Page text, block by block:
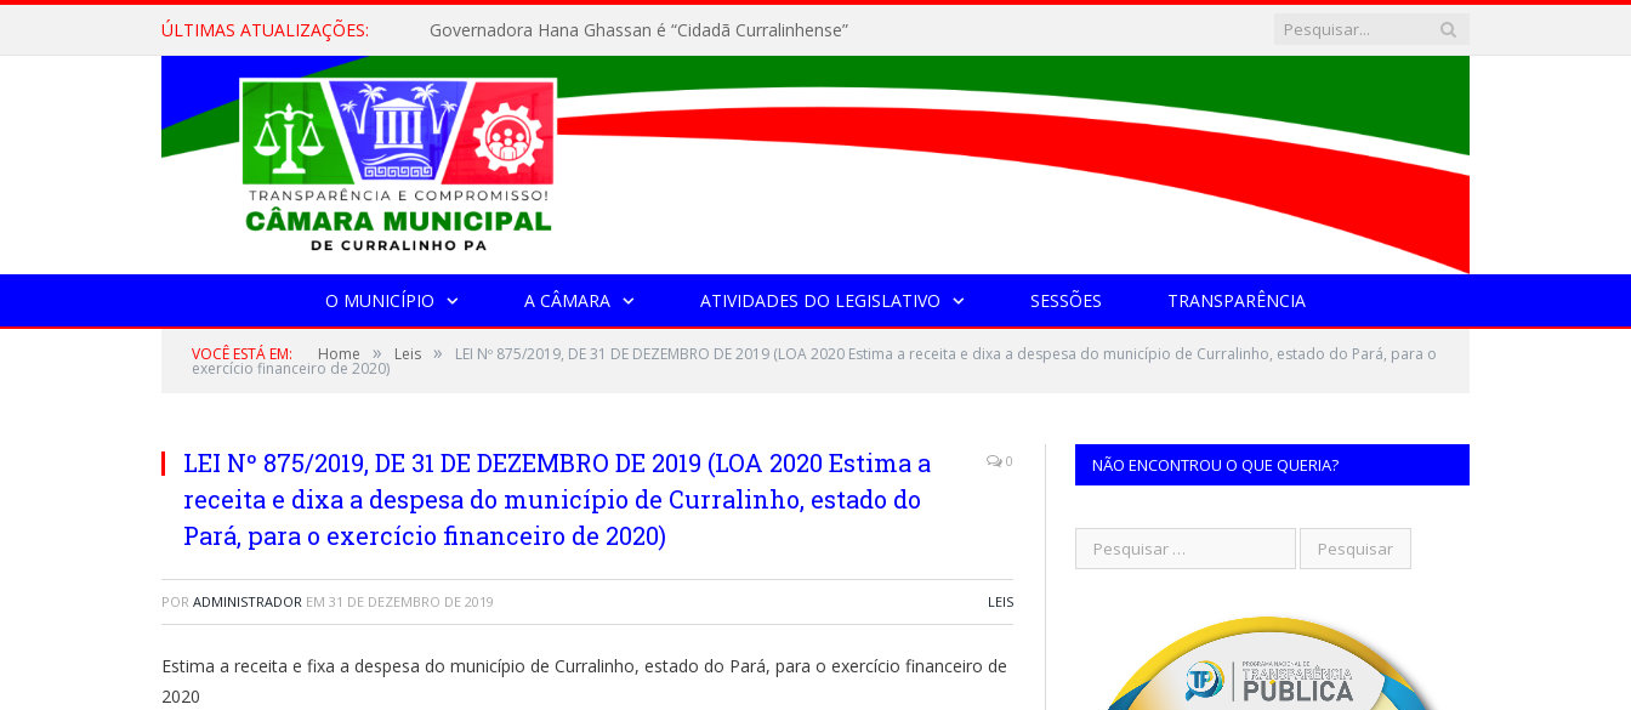
ÚLTIMAS ATUALIZAÇÕES: Governadora Hana Ghassan é “Cidadã Curralinhense”
O MUNICÍPIO A CÂMARA ATIVIDADES DO LEGISLATIVO SESSÕES TRANSPARÊNCIA
VOCÊ ESTÁ EM: Home » Leis » LEI Nº 875/2019, DE 31 DE DEZEMBRO DE 2019 (LOA 2020 Estima a receita e dixa a despesa do município de Curralinho, estado do Pará, para o
exercício financeiro de 2020)
LEI Nº 875/2019, DE 31 DE DEZEMBRO DE 2019 (LOA 2020 Estima a
receita e dixa a despesa do município de Curralinho, estado do
Pará, para o exercício financeiro de 2020)
0
POR ADMINISTRADOR EM 31 DE DEZEMBRO DE 2019 LEIS
Estima a receita e fixa a despesa do município de Curralinho, estado do Pará, para o exercício financeiro de
2020
NÃO ENCONTROU O QUE QUERIA?